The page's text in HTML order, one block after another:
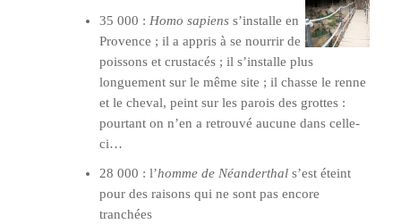
35 000 : Homo sapienss’installe en
Provence ; il a appris à se nourrir de
poissons et crustacés ; il s’installe plus
longuement sur le même site ; il chasse le renne
et le cheval, peint sur les parois des grottes :
pourtant on n’en a retrouvé aucune dans celle-
ci…
28 000 : l’homme de Néanderthals’est éteint
pour des raisons qui ne sont pas encore
tranchées